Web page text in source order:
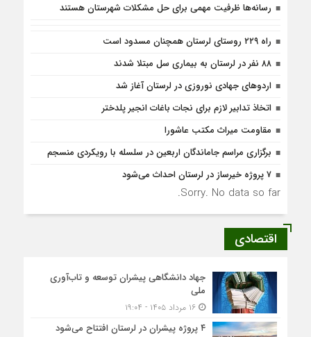
رسانه‌ها ظرفیت مهمی برای حل مشکلات شهرستان هستند
راه ۲۲۹ روستای لرستان همچنان مسدود است
۸۸ نفر در لرستان به بیماری سل مبتلا شدند
اردوهای جهادی نوروزی در لرستان آغاز شد
اتخاذ تدابیر لازم برای نجات باغات انجیر پلدختر
مقاومت میراث مکتب عاشورا
برگزاری مراسم جاماندگان اربعین در سلسله با رویکردی منسجم
۷ پروژه خیرساز در لرستان احداث می‌شود
Sorry. No data so far.
اقتصادی
جهاد دانشگاهی پیشران توسعه و تاب‌آوری
ملی
۱۶ مرداد ۱۴۰۵ - ۱۹:۰۴
۴ پروژه پیشران در لرستان افتتاح می‌شود